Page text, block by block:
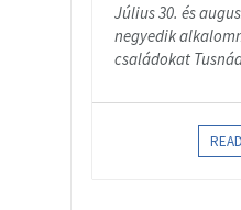
Július 30. és
negyedik
családokat